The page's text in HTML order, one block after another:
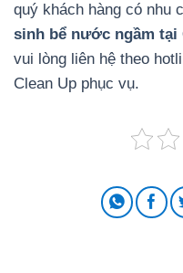
quý khách hàng có nhu
sinh bể nước ngầm tại
vui lòng liên hệ theo
Clean Up phục vụ.